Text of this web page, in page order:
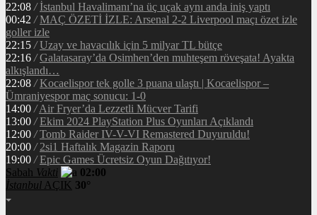
22:08 / İstanbul Havalimanı’na üç uçak aynı anda iniş yaptı
00:42 / MAÇ ÖZETİ İZLE: Arsenal 2-2 Liverpool maçı özet izle
goller izle
22:15 / Uzay ve havacılık için 5 milyar TL bütçe
22:16 / Galatasaray’da Osimhen’den muhteşem röveşata! Ayakta
alkışlandı…
22:08 / Kocaelispor tek golle 3 puana ulaştı | Kocaelispor –
Ümraniyespor maç sonucu: 1-0
14:00 / Air Fryer’da Lezzetli Mücver Tarifi
13:00 / Ekim 2024 PlayStation Plus Oyunları Açıklandı
12:00 / Tomb Raider IV-V-VI Remastered Duyuruldu!
20:00 / 2si1 Haftalık Magazin Raporu
19:00 / Epic Games Ücretsiz Oyun Dağıtıyor!
Sabah Vakti
02:00
İstanbul AÇIK 30°